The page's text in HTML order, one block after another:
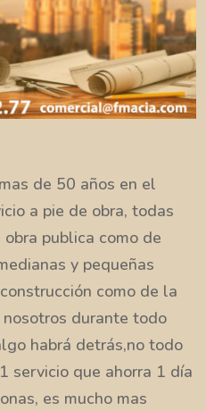
de 50 años en el
a pie de obra, todas
publica como de
y pequeñas
como de la
durante todo
habrá detrás,no todo
servicio que ahorra 1 día
es mucho mas